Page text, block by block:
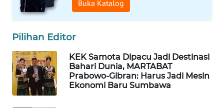
Buka Katalog
Pilihan Editor
KEK Samota Dipacu Jadi Destinasi
Bahari Dunia, MARTABAT
Prabowo-Gibran: Harus Jadi Mesin
Ekonomi Baru Sumbawa
SELEB
PERSONA
WAHANA
OTOMOTIF